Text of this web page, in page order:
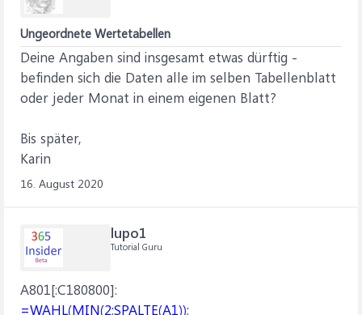
Ungeordnete Wertetabellen
Deine Angaben sind insgesamt etwas dürftig -
befinden sich die Daten alle im selben Tabellenblatt
oder jeder Monat in einem eigenen Blatt?
Bis später,
Karin
16. August 2020
lupo1
Tutorial Guru
A801[:C180800]:
=WAHL(MIN(2;SPALTE(A1));